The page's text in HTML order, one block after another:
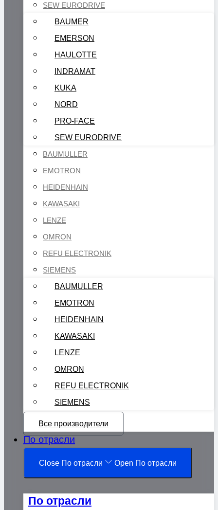
SEW EURODRIVE
BAUMER
EMERSON
HAULOTTE
INDRAMAT
KUKA
NORD
PRO-FACE
SEW EURODRIVE
BAUMULLER
EMOTRON
HEIDENHAIN
KAWASAKI
LENZE
OMRON
REFU ELECTRONIK
SIEMENS
BAUMULLER
EMOTRON
HEIDENHAIN
KAWASAKI
LENZE
OMRON
REFU ELECTRONIK
SIEMENS
Все производители
По отрасли
Close По отрасли Open По отрасли
По отрасли